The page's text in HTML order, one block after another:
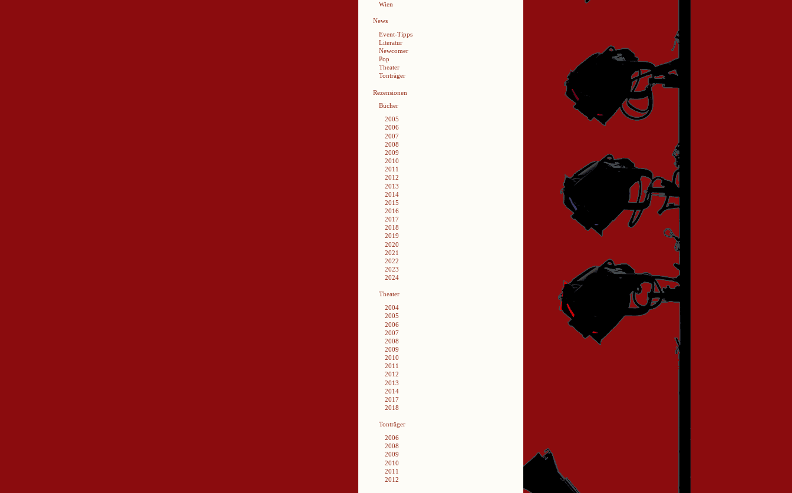
Wien
News
Event-Tipps
Literatur
Newcomer
Pop
Theater
Tonträger
Rezensionen
Bücher
2005
2006
2007
2008
2009
2010
2011
2012
2013
2014
2015
2016
2017
2018
2019
2020
2021
2022
2023
2024
Theater
2004
2005
2006
2007
2008
2009
2010
2011
2012
2013
2014
2017
2018
Tonträger
2006
2008
2009
2010
2011
2012